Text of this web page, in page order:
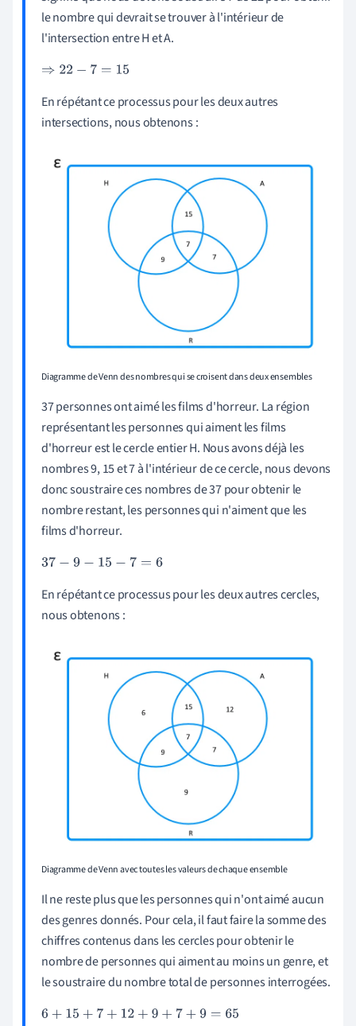
le nombre qui devrait se trouver à l'intérieur de
l'intersection entre H et A.
⇒22-7=15
En répétant ce processus pour les deux autres
intersections, nous obtenons :
Diagramme de Venn des nombres qui se croisent dans deux ensembles
37 personnes ont aimé les films d'horreur. La région
représentant les personnes qui aiment les films
d'horreur est le cercle entier H. Nous avons déjà les
nombres 9, 15 et 7 à l'intérieur de ce cercle, nous devons
donc soustraire ces nombres de 37 pour obtenir le
nombre restant, les personnes qui n'aiment que les
films d'horreur.
37- 9-15- 7= 6
En répétant ce processus pour les deux autres cercles,
nous obtenons :
Diagramme de Venn avec toutes les valeurs de chaque ensemble
Il ne reste plus que les personnes qui n'ont aimé aucun
des genres donnés. Pour cela, il faut faire la somme des
chiffres contenus dans les cercles pour obtenir le
nombre de personnes qui aiment au moins un genre, et
le soustraire du nombre total de personnes interrogées.
6+15+7+12+ 9+7+9=65